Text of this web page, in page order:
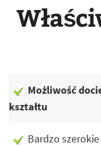
Możliwość
kształtu
Bardzo